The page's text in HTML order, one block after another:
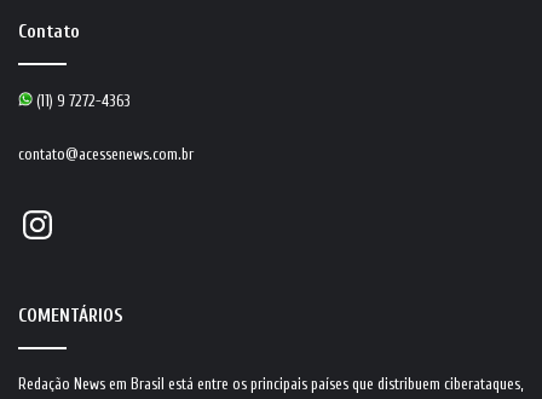
Contato
(11) 9 7272-4363
contato@acessenews.com.br
Instagram
COMENTÁRIOS
Redação News em Brasil está entre os principais países que distribuem ciberataques,